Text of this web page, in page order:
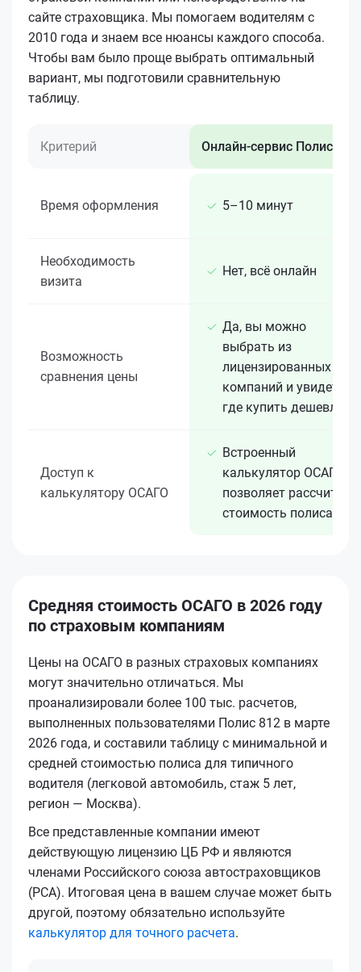
сайте страховщика. Мы помогаем водителям с
2010 года и знаем все нюансы каждого способа.
Чтобы вам было проще выбрать оптимальный
вариант, мы подготовили сравнительную
таблицу.
Критерий Онлайн-сервис Полис 812
Время оформления 5–10 минут
Необходимость
визита
Нет, всё онлайн
Возможность
сравнения цены
Да, вы можно
выбрать из
лицензированных 15+
компаний и увидеть,
где купить дешевле
Доступ к
калькулятору ОСАГО
Встроенный
калькулятор ОСАГО
позволяет рассчитать
стоимость полиса
Средняя стоимость ОСАГО в 2026 году
по страховым компаниям
Цены на ОСАГО в разных страховых компаниях
могут значительно отличаться. Мы
проанализировали более 100 тыс. расчетов,
выполненных пользователями Полис 812 в марте
2026 года, и составили таблицу с минимальной и
средней стоимостью полиса для типичного
водителя (легковой автомобиль, стаж 5 лет,
регион — Москва).
Все представленные компании имеют
действующую лицензию ЦБ РФ и являются
членами Российского союза автостраховщиков
(РСА). Итоговая цена в вашем случае может быть
другой, поэтому обязательно используйте
калькулятор для точного расчета.